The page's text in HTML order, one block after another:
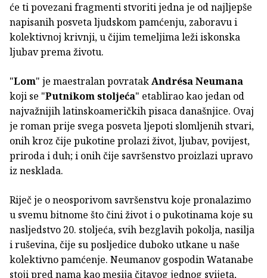
će ti povezani fragmenti stvoriti jedna je od najljepše
napisanih posveta ljudskom pamćenju, zaboravu i
kolektivnoj krivnji, u čijim temeljima leži iskonska
ljubav prema životu.
"Lom" je maestralan povratakAndrésa Neumana
koji se "Putnikom stoljeća" etablirao kao jedan od
najvažnijih latinskoameričkih pisaca današnjice. Ovaj
je roman prije svega posveta ljepoti slomljenih stvari,
onih kroz čije pukotine prolazi život, ljubav, povijest,
priroda i duh; i onih čije savršenstvo proizlazi upravo
iz nesklada.
Riječ je o neosporivom savršenstvu koje pronalazimo
u svemu bitnome što čini život i o pukotinama koje su
nasljedstvo 20. stoljeća, svih bezglavih pokolja, nasilja
i ruševina, čije su posljedice duboko utkane u naše
kolektivno pamćenje. Neumanov gospodin Watanabe
stoji pred nama kao mesija čitavog jednog svijeta,